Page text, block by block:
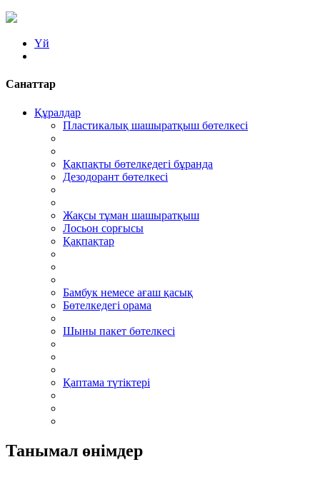
Үй
Санаттар
Құралдар
Пластикалық шашыратқыш бөтелкесі
Қақпақты бөтелкедегі бұранда
Дезодорант бөтелкесі
Жақсы тұман шашыратқыш
Лосьон сорғысы
Қақпақтар
Бамбук немесе ағаш қасық
Бөтелкедегі орама
Шыны пакет бөтелкесі
Қаптама түтіктері
Танымал өнімдер